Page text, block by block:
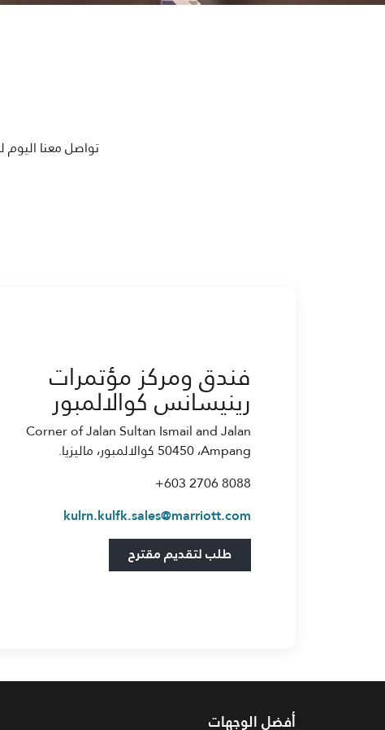
تواصل معنا اليوم
فندق ومركز مؤتمرات
رينيسانس كوالالمبور
Corner of Jalan Sultan Ismail and Jalan
Ampang، ‏50450 كوالالمبور، ماليزيا.
‎+603 2706 8088
kulrn.kulfk.sales@marriott.com
طلب لتقديم مقترحOpen in New Tab
أفضل الوجهات